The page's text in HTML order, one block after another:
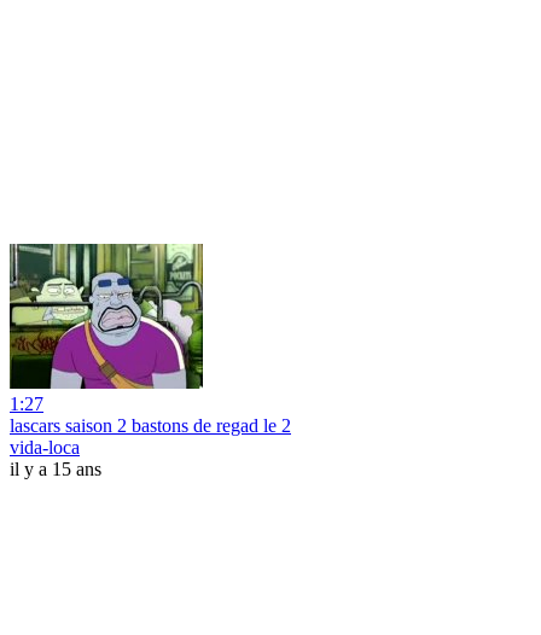
1:27
lascars saison 2 bastons de regad le 2
vida-loca
il y a 15 ans